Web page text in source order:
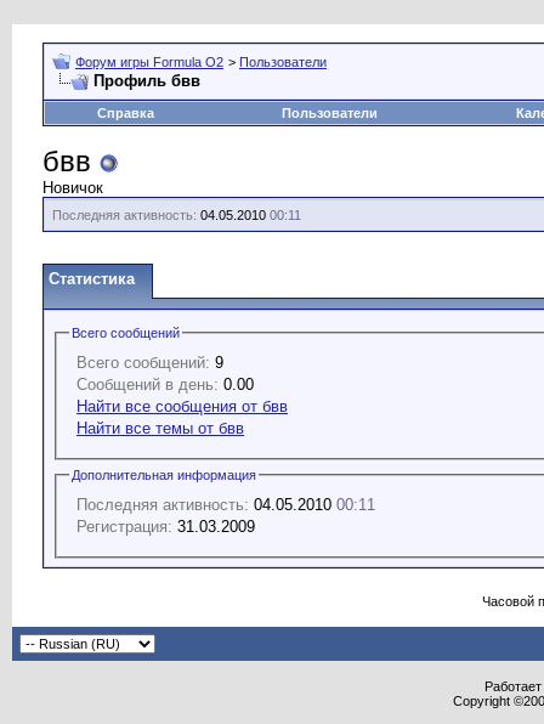
Форум игры Formula O2 > Пользователи
Профиль бвв
Справка Пользователи
бвв
Новичок
Последняя активность: 04.05.2010 00:11
Статистика
Всего сообщений
Всего сообщений: 9
Сообщений в день: 0.00
Найти все сообщения от бвв
Найти все темы от бвв
Дополнительная информация
Последняя активность: 04.05.2010 00:11
Регистрация: 31.03.2009
Часовой
Copyright